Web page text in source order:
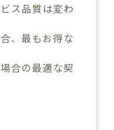
ス品質は変わ
、最もお得な
合の最適な契